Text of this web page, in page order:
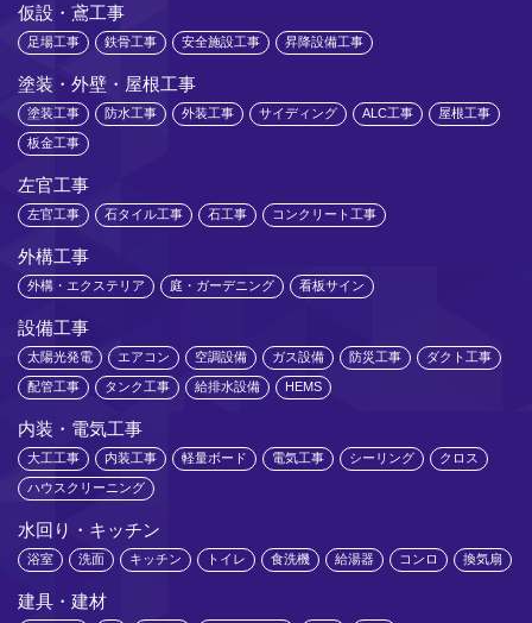
仮設・鳶工事
足場工事 鉄骨工事 安全施設工事 昇降設備工事
塗装・外壁・屋根工事
塗装工事 防水工事 外装工事 サイディング ALC工事 屋根工事
板金工事
左官工事
左官工事 石タイル工事 石工事 コンクリート工事
外構工事
外構・エクステリア 庭・ガーデニング 看板サイン
設備工事
太陽光発電 エアコン 空調設備 ガス設備 防災工事 ダクト工事
配管工事 タンク工事 給排水設備 HEMS
内装・電気工事
大工工事 内装工事 軽量ボード 電気工事 シーリング クロス
ハウスクリーニング
水回り・キッチン
浴室 洗面 キッチン トイレ 食洗機 給湯器 コンロ 換気扇
建具・建材